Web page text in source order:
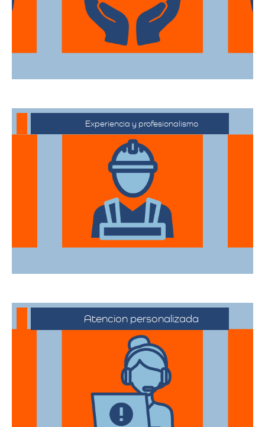
desde el embalaje hasta la entrega final.
Experiencia y profesionalismo
Contamos con una extensa trayectoria
en el sector de trasteos, ofreciendo un
servicio confiable y de alta calidad.
Atencion personalizada
Nuestros asesores están a su disposición
para acompañarte en cada etapa del
proceso, asegurando que todas sus
necesidades sean atendidas.